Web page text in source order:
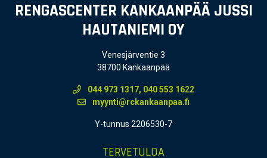
RENGASCENTER KANKAANPÄÄ JUSSI
HAUTANIEMI OY
Venesjärventie 3
38700 Kankaanpää
044 973 1317, 040 553 1622
myynti@rckankaanpaa.fi
Y-tunnus 2206530-7
TERVETULOA